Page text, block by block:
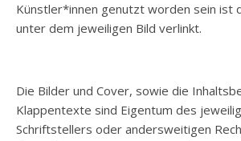
Künstler*innen genutzt worden sein ist
unter dem jeweiligen Bild verlinkt.
Die Bilder und Cover, sowie die
Klappentexte sind Eigentum des
Schriftstellers oder andersweitigen